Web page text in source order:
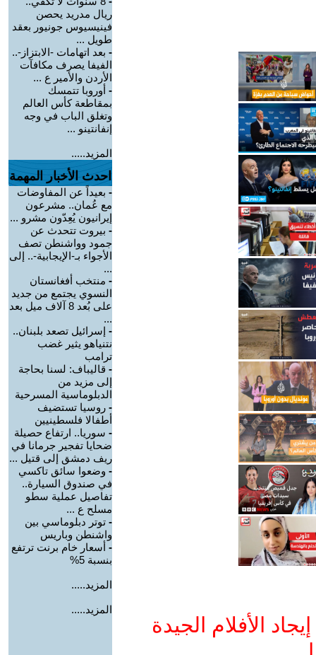
الأفلام الجيدة
ريال مدريد يحصن
فينيسيوس جونيور بعقد
طويل ...
- بعد اتهامات -الابتزاز-..
الفيفا يصرف مكافآت
الأردن والأمير ع ...
- أوروبا تتمسك
بمقاطعة كأس العالم
وتغلق الباب في وجه
إنفانتينو ...
المزيد.....
احدث الأخبار المهمة
- بعيداً عن المفاوضات
مع عُمان.. مشرعون
إيرانيون يُعِدّون مشرو ...
- بيروت تتحدث عن
جمود وواشنطن تصف
الأجواء بـ-الإيجابية-.. إلى
...
- منتخب أفغانستان
النسوي يجتمع من جديد
على بُعد 8 آلاف ميل بعد
...
- إسرائيل تصعد بلبنان..
نتنياهو يثير غضب
ترامب
- قاليباف: لسنا بحاجة
إلى مزيد من
الدبلوماسية المسرحية
- روسيا تستضيف
أطفالا فلسطينيين
- سوريا.. ارتفاع حصيلة
ضحايا تفجير جرمانا في
ريف دمشق إلى قتيل ...
- وضعوا سائق تاكسي
في صندوق السيارة..
تفاصيل عملية سطو
مسلح ع ...
- توتر دبلوماسي بين
واشنطن وباريس
- أسعار خام برنت ترتفع
بنسبة 5%
المزيد.....
المزيد.....